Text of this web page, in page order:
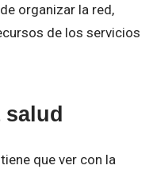
organizar la red,
de los servicios
salud
que ver con la